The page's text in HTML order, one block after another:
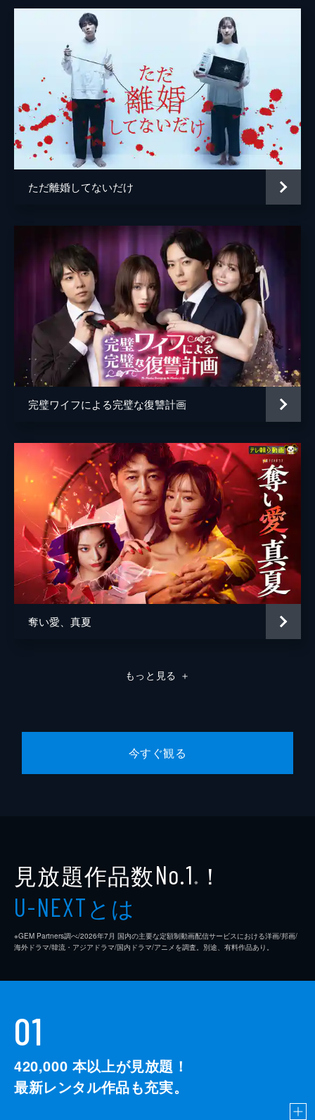
けなかったの?」文はそんな思いを抱きなが
ら打ちのめされていたが、崩れていく夫婦の
信頼関係をつなぎ留めようとし...。
#4 第4話 俺と浮気しませんか？
和真の浮気を確信し、文はどん底に突き落と
されていた。高校時代の同級生・三浦香住か
ら「妊活より浮気疑惑を先に解決すべきだ」
と指摘される。翌日、文は樋口亮に誘われス
ウィーツショップに行くが...。
した文と和真。ドアの向こうには、荒れ果て
た光景が広がりキッチンに座り込む優香の姿
が。原因は夫のモラハラだった。香住の説得
の末、優香はある決意をし...。
#6 第6話 嘘の正体
和真と顔を合わせたくなかった文は、母親の
アパートで過ごすことに。そんななか、樋口
から「和真と立川さとみの密会場所を突き止
めた」と連絡が入る。文はためらいつつも現
場へ向かい、樋口と一緒に待ち伏せをする。
25分
和真の浮気相手が高校時代の同級生・畑野さ
やかだと気づいた文。和真の同僚・高梨克己
の情報から密会場所を突き止めた文は、覚悟
を決めて樋口と乗り込む。そこには、和真と
共に勝ち誇った表情のさやかの姿が...。
#8 最終話 にぶんのいち夫婦
全てがさやかの嘘だとわかり、和真への浮気
疑惑も晴れることに。しかし、文は和真に
「離婚しよう」と告げる。一方、文を思うが
故に秘密や嘘を重ねたことで、全てを狂わせ
た和真は絶望のふちに突き落とされていた。
畑野さやか 黒川智花
川崎いづみ
夏川ゆきの
黒沢明世
音楽 田渕夏海
演出 松田礼人
山本剛義
ただ離婚してないだけ
完璧ワイフによる完璧な復讐計画
奪い愛、真夏
もっと見る ＋
今すぐ観る
見放題作品数No.1 ※ ！
U-NEXTとは
※GEM Partners調べ/2026年7⽉ 国内の主要な定額制動画配信サービスにおける洋画/邦画/
海外ドラマ/韓流・アジアドラマ/国内ドラマ/アニメを調査。別途、有料作品あり。
01
420,000 本以上が見放題！
最新レンタル作品も充実。